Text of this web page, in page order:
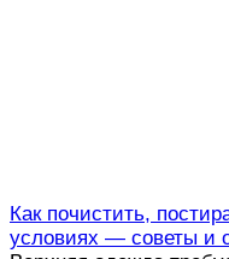
Как почистить,
условиях — советы и